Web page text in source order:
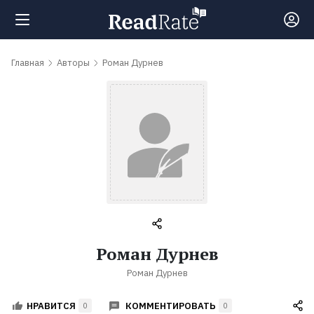
Поиск
обсуждаемые
Главная Авторы Роман Дурнев
Роман Дурнев
Роман Дурнев
НРАВИТСЯ 0 КОММЕНТИРОВАТЬ 0